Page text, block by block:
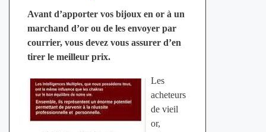
Avant d’apporter vos bijoux en or à un
marchand d’or ou de les envoyer par
courrier, vous devez vous assurer d’en
tirer le meilleur prix.
Les
acheteurs
de vieil
or,